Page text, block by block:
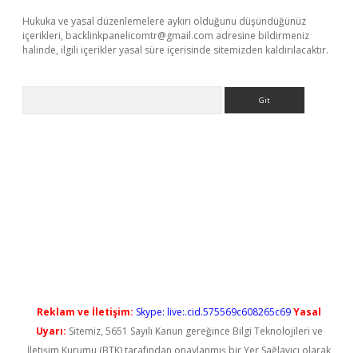
Hukuka ve yasal düzenlemelere aykırı olduğunu düşündüğünüz
içerikleri, backlinkpanelicomtr@gmail.com adresine bildirmeniz
halinde, ilgili içerikler yasal süre içerisinde sitemizden kaldırılacaktır.
Reklam ve İletişim: Skype: live:.cid.575569c608265c69Yasal
Uyarı: Sitemiz, 5651 Sayılı Kanun gereğince Bilgi Teknolojileri ve
İletişim Kurumu (BTK) tarafından onaylanmış bir Yer Sağlayıcı olarak